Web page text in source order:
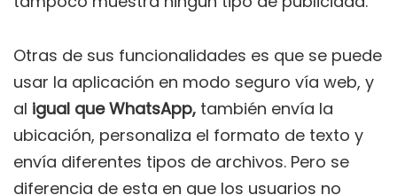
Otras de sus funcionalidades es que se puede
usar la aplicación en modo seguro vía web, y
al igual que WhatsApp, también envía la
ubicación, personaliza el formato de texto y
envía diferentes tipos de archivos. Pero se
diferencia de esta en que los usuarios no